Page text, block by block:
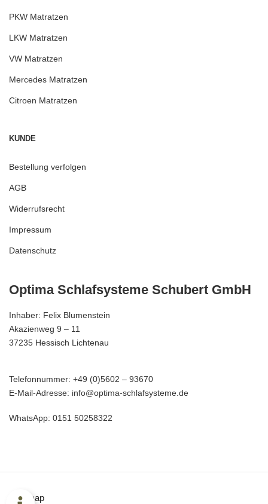
PKW Matratzen
LKW Matratzen
VW Matratzen
Mercedes Matratzen
Citroen Matratzen
KUNDE
Bestellung verfolgen
AGB
Widerrufsrecht
Impressum
Datenschutz
Optima Schlafsysteme Schubert GmbH
Inhaber: Felix Blumenstein
Akazienweg 9 – 11
37235 Hessisch Lichtenau
Telefonnummer: +49 (0)5602 – 93670
E-Mail-Adresse: info@optima-schlafsysteme.de
WhatsApp: 0151 50258322
Sitemap